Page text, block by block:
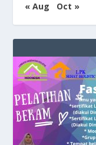
« Aug
Oct »